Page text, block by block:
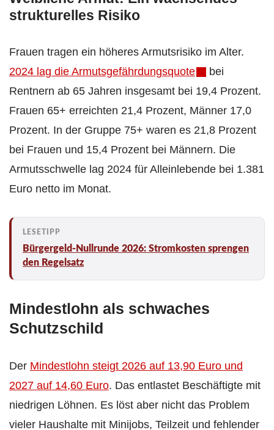
strukturelles Risiko
Frauen tragen ein höheres Armutsrisiko im Alter.
2024 lag die Armutsgefährdungsquote
bei
Rentnern ab 65 Jahren insgesamt bei 19,4 Prozent.
Frauen 65+ erreichten 21,4 Prozent, Männer 17,0
Prozent. In der Gruppe 75+ waren es 21,8 Prozent
bei Frauen und 15,4 Prozent bei Männern. Die
Armutsschwelle lag 2024 für Alleinlebende bei 1.381
Euro netto im Monat.
Bürgergeld-Nullrunde 2026: Stromkosten sprengen
den Regelsatz
Mindestlohn als schwaches
Schutzschild
Der Mindestlohn steigt 2026 auf 13,90 Euro und
2027 auf 14,60 Euro. Das entlastet Beschäftigte mit
niedrigen Löhnen. Es löst aber nicht das Problem
vieler Haushalte mit Minijobs, Teilzeit und fehlender